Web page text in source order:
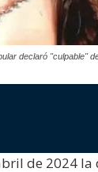
declaró "culpable"
de 2024 la